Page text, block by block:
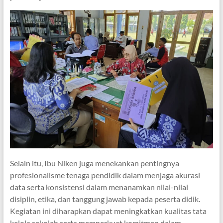
Selain itu, Ibu Niken juga menekankan pentingnya
profesionalisme tenaga pendidik dalam menjaga akurasi
data serta konsistensi dalam menanamkan nilai-nilai
disiplin, etika, dan tanggung jawab kepada peserta didik.
Kegiatan ini diharapkan dapat meningkatkan kualitas tata